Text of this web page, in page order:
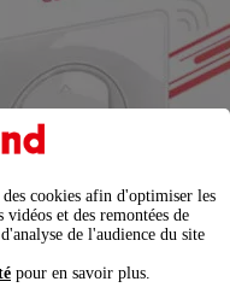
cookies afin d'optimiser les
et des remontées de
de l'audience du site
pour en savoir plus.